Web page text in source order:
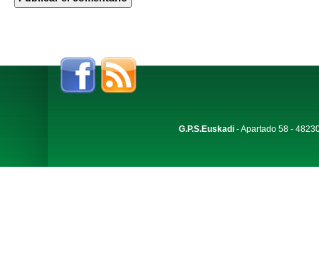
G.P.S.Euskadi- Apartado 58 -